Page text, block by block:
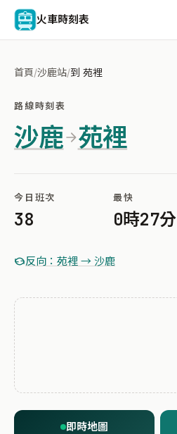
火車時刻表
首頁/沙鹿站/到 苑裡
路線時刻表
沙鹿 苑裡
今日班次
38
最快
0時27分
反向：苑裡 → 沙鹿
即時地圖